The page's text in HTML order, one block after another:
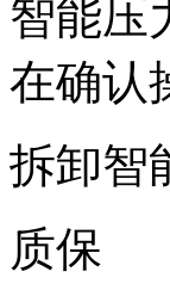
智能压
在确认
拆卸智
质保